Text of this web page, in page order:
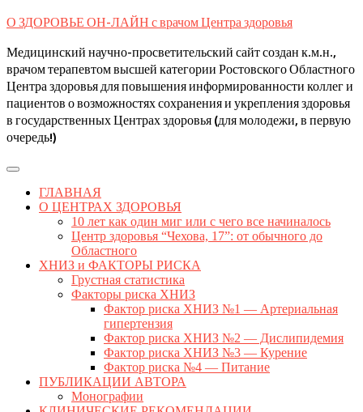
Skip
content
О ЗДОРОВЬЕ ОН-ЛАЙН с врачом Центра здоровья
Медицинский научно-просветительский сайт создан к.м.н.,
врачом терапевтом высшей категории Ростовского Областного
Центра здоровья для повышения информированности коллег и
пациентов о возможностях сохранения и укрепления здоровья
в государственных Центрах здоровья (для молодежи, в первую
очередь!)
Open
ButtonГЛАВНАЯ
О ЦЕНТРАХ ЗДОРОВЬЯ
10 лет как один миг или с чего все начиналось
Центр здоровья “Чехова, 17”: от обычного до
Областного
ХНИЗ и ФАКТОРЫ РИСКА
Грустная статистика
Факторы риска ХНИЗ
Фактор риска ХНИЗ №1 — Артериальная
гипертензия
Фактор риска ХНИЗ №2 — Дислипидемия
Фактор риска ХНИЗ №3 — Курение
Фактор риска №4 — Питание
ПУБЛИКАЦИИ АВТОРА
Монографии